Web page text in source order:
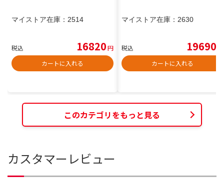
マイストア在庫： 2514
税込 16820円
カートに入れる
マイストア在庫： 2630
税込 19690
カートに入れる
このカテゴリをもっと見る
カスタマーレビュー